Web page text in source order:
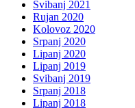
Svibanj 2021
Rujan 2020
Kolovoz 2020
Srpanj 2020
Lipanj 2020
Lipanj 2019
Svibanj 2019
Srpanj 2018
Lipanj 2018